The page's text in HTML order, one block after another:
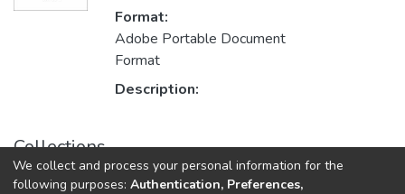
Format:
Adobe Portable Document
Format
Description:
Collections
Contemporary Islamic Studies الدراسات الإسلامية المعاصرة
We collect and process your personal information for the
following purposes: Authentication, Preferences,